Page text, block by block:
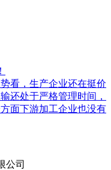
看，生产企业还在挺价
还处于严格管理时间，
面下游加工企业也没有
公司